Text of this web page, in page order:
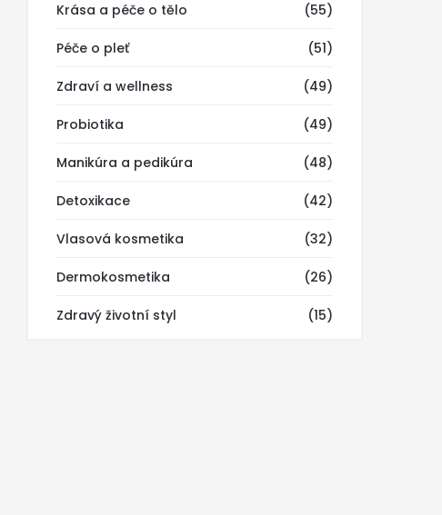
Krása a péče o tělo (55)
Péče o pleť (51)
Zdraví a wellness (49)
Probiotika (49)
Manikúra a pedikúra (48)
Detoxikace (42)
Vlasová kosmetika (32)
Dermokosmetika (26)
Zdravý životní styl (15)